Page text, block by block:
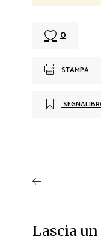
0
STAMPA
Lascia